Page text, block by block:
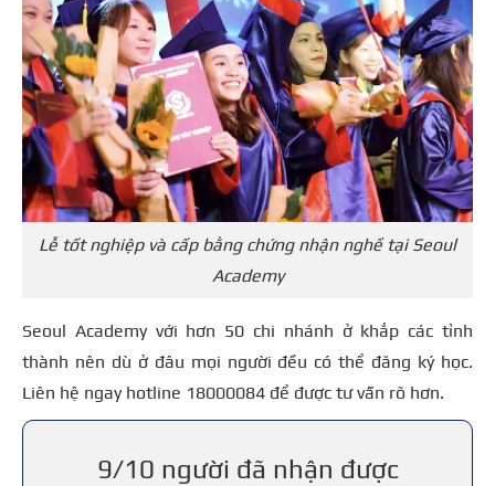
Lễ tốt nghiệp và cấp bằng chứng nhận nghề tại Seoul
Academy
Seoul Academy với hơn 50 chi nhánh ở khắp các tỉnh
thành nên dù ở đâu mọi người đều có thể đăng ký học.
Liên hệ ngay hotline 18000084 để được tư vấn rõ hơn.
9/10 người đã nhận được